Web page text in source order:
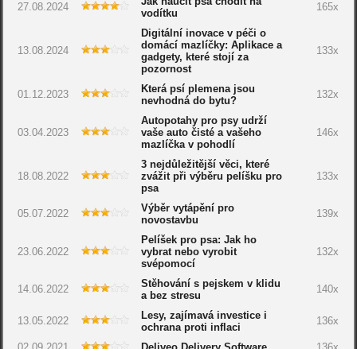
27.08.2024
vodítku
165x
13.08.2024
Digitální inovace v péči o
domácí mazlíčky: Aplikace a
gadgety, které stojí za
pozornost
133x
01.12.2023
Která psí plemena jsou
nevhodná do bytu?
132x
03.04.2023
Autopotahy pro psy udrží
vaše auto čisté a vašeho
mazlíčka v pohodlí
146x
18.08.2022
3 nejdůležitější věci, které
zvážit při výběru pelíšku pro
psa
133x
05.07.2022
Výběr vytápění pro
novostavbu
139x
23.06.2022
Pelíšek pro psa: Jak ho
vybrat nebo vyrobit
svépomocí
132x
14.06.2022
Stěhování s pejskem v klidu
a bez stresu
140x
13.05.2022
Lesy, zajímavá investice i
ochrana proti inflaci
136x